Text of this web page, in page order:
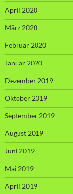
April 2020
März 2020
Februar 2020
Januar 2020
Dezember 2019
Oktober 2019
September 2019
August 2019
Juni 2019
Mai 2019
April 2019